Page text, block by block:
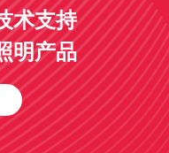
术支持
明产品